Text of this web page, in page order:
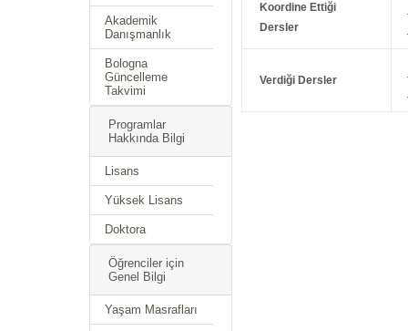
Akademik
Danışmanlık
Bologna
Güncelleme
Takvimi
Programlar
Hakkında Bilgi
Lisans
Yüksek Lisans
Doktora
Öğrenciler için
Genel Bilgi
Yaşam Masrafları
Koordine Ettiği
Dersler
Verdiği Dersler